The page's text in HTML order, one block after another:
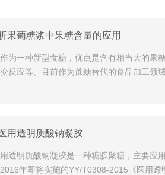
果葡糖浆中果糖含量的应用
为一种新型食糖，优点是含有相当大的果
反应等。目前作为蔗糖替代的食品加工
用透明质酸钠凝胶
透明质酸钠凝胶是一种糖胺聚糖，主要应
年即将实施的YY/T0308-2015《医用